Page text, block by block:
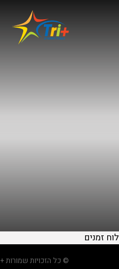
לוח זמנים
© כל הזכויות שמורות +Tri